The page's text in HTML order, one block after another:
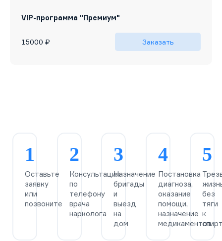
VIP-программа "Премиум"
Индивидуальное лечение под контролем личного
врача и психолога с максимальным комфортом.
Для пациентов с серьезной зависимостью,
предпочитающих конфиденциальность и высокий
15000 ₽
Заказать
1
Оставьте
заявку
или
позвоните
2
Консультация
по
телефону
врача
нарколога
3
Назначение
бригады
и
выезд
на
дом
4
Постановка
диагноза,
оказание
помощи,
назначение
медикаментов
5
без
тяги
к